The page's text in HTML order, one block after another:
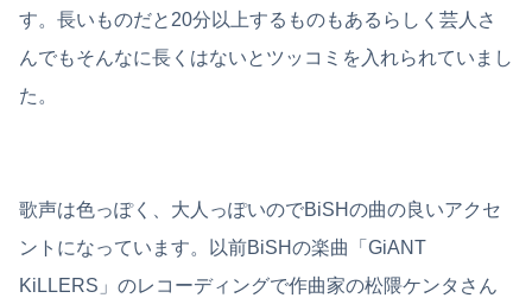
す。長いものだと20分以上するものもあるらしく芸人さ
んでもそんなに長くはないとツッコミを入れられていまし
た。
歌声は色っぽく、大人っぽいのでBiSHの曲の良いアクセ
ントになっています。以前BiSHの楽曲「GiANT
KiLLERS」のレコーディングで作曲家の松隈ケンタさん